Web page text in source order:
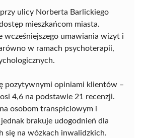
ulicy Norberta Barlickiego
mieszkańcom miasta.
wcześniejszego umawiania wizyt i
w ramach psychoterapii,
pozytywnymi opiniami klientów –
4,6 na podstawie 21 recenzji.
osobom transpłciowym i
brakuje udogodnień dla
się na wózkach inwalidzkich.